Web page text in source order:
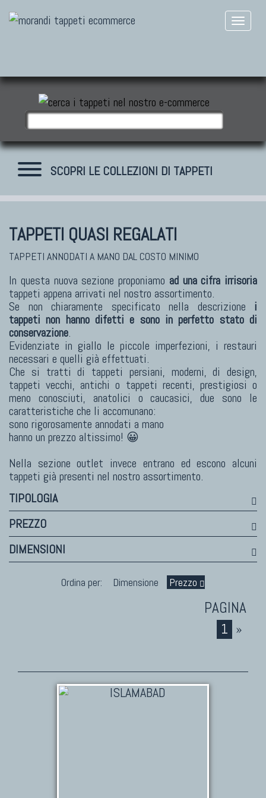
SCOPRI LE COLLEZIONI DI TAPPETI
TAPPETI MODERNI
Tibet Contemporanei
Bhadohi Moderni
Kala Laie
Reloaded
Tappeti Moderni Collezione Morandi
TAPPETI DI DESIGN D'ARTE
Marco Nereo Rotelli
Daniela Marchetti
Chuk Palu
Giorgio Palù
Fabio Morandi
Vito Catalano
TAPPETI PERSIANI
Tappeti Persiani Antichi
TAPPETI CLASSICI
TAPPETI QUASI REGALATI
TAPPETI ANNODATI A MANO DAL COSTO MINIMO
In questa nuova sezione proponiamo ad una cifra irrisoria
tappeti appena arrivati nel nostro assortimento.
Se non chiaramente specificato nella descrizione i
tappeti non hanno difetti e sono in perfetto stato di
conservazione.
Evidenziate in giallo le piccole imperfezioni, i restauri
necessari e quelli già effettuati.
Che si tratti di tappeti persiani, moderni, di design,
tappeti vecchi, antichi o tappeti recenti, prestigiosi o
meno conosciuti, anatolici o caucasici, due sono le
caratteristiche che li accomunano:
sono rigorosamente annodati a mano
hanno un prezzo altissimo! 😀
Nella sezione outlet invece entrano ed escono alcuni
tappeti già presenti nel nostro assortimento.
TIPOLOGIA
PREZZO
DIMENSIONI
Ordina per: Dimensione Prezzo
1 »